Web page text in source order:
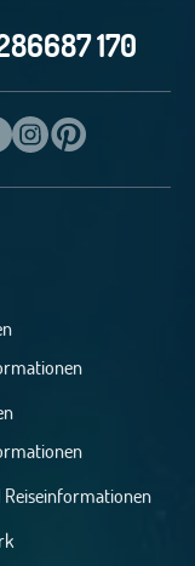
170
Reiseinformationen